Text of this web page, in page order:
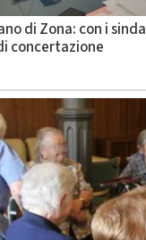
di Zona: con i
concertazione